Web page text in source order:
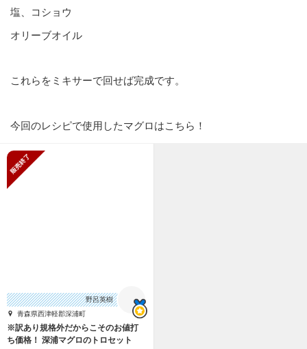
塩、コショウ
オリーブオイル
これらをミキサーで回せば完成です。
今回のレシピで使用したマグロはこちら！
野呂英樹
青森県西津軽郡深浦町
※訳あり規格外だからこそのお値打
ち価格！ 深浦マグロのトロセット